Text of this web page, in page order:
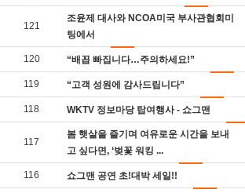
121
조윤제 대사와 NCOA미국 부사관협회미
팅에서
120 “배꼽 빠집니다…주의하세요!”
119 “고객 성원에 감사드립니다”
118 WKTV 정보마당 탑여행사 - 쇼그맨
117
봄 햇살을 즐기며 여유로운 시간을 보내
고 싶다면, ‘벚꽃 워킹 ...
116 쇼그맨 공연 초!대박 세일!!